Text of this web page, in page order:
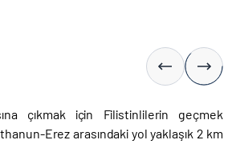
çıkmak için Filistinlilerin geçmek
Erez arasındaki yol yaklaşık 2 km